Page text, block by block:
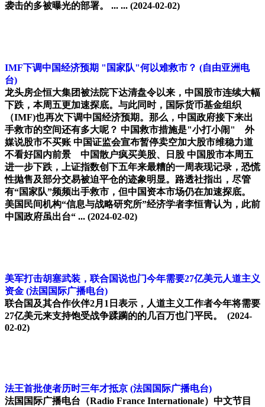
袭击的多被曝光的部署。 ... ... (2024-02-02)
IMF下调中国经济预期 "国家队"何以难救市？ (自由亚洲电
台)
龙头房企恒大集团被法院下达清盘令以来，中国股市连续大幅
下跌，本周五更加速探底。与此同时，国际货币基金组织
（IMF)也再次下调中国经济预期。那么，中国政府接下来出
手救市的空间还有多大呢？ 中国救市措施是"小打小闹" 外
媒说股市不买账 中国证监会宣布暂停卖空加大股市维稳力道
不看好国内前景 中国散户疯买美股、日股 中国股市本周五
进一步下跌，上证指数创下五年来最糟的一周表现记录，恐慌
性抛售及部分交易被迫平仓的迹象明显。路透社指出，尽管
有“国家队”频频出手救市，但中国资本市场仍在加速探底。
美国民间机构“信息与战略研究所”经济学者李恒青认为，此前
中国政府虽出台“ ... (2024-02-02)
美军打击胡塞武装，联合国说也门今年需要27亿美元人道主义
资金 (法国国际广播电台)
联合国及其合作伙伴2月1日表示，人道主义工作者今年将需要
27亿美元来支持饱受战争蹂躏的的几百万也门平民。 (2024-
02-02)
法王首批使者历时三年才抵京 (法国国际广播电台)
法国国际广播电台（Radio France Internationale）中文节目